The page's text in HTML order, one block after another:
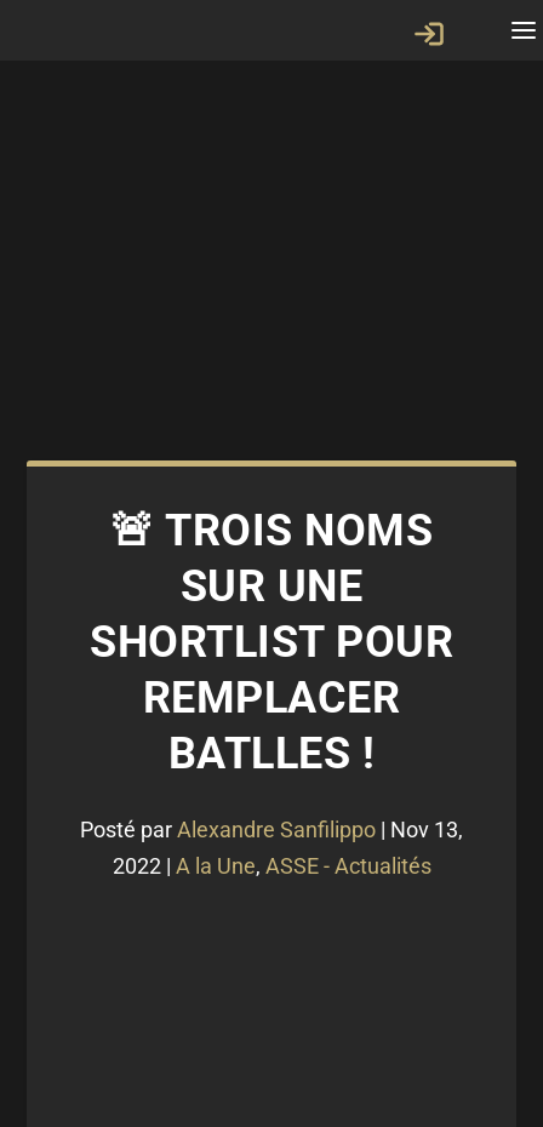
🚨 TROIS NOMS
SUR UNE
SHORTLIST POUR
REMPLACER
BATLLES !
Posté parAlexandre Sanfilippo | Nov 13,
2022| A la Une, ASSE - Actualités